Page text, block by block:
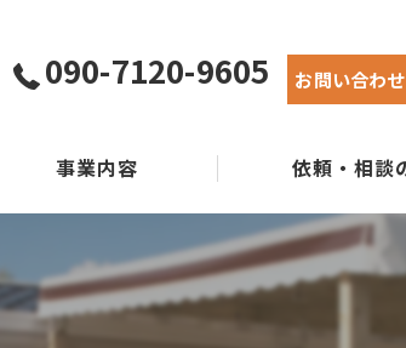
090-7120-9605 お問い合わ
事業内容
よくある質問
依頼・相談